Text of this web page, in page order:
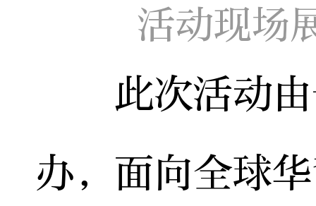
活动现场
此次活动由
办，面向全球